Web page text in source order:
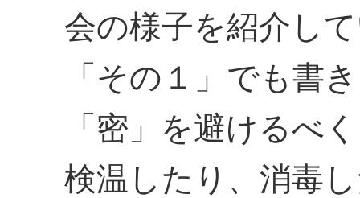
会の様子を紹介し
「その１」でも書
「密」を避けるべ
検温したり、消毒